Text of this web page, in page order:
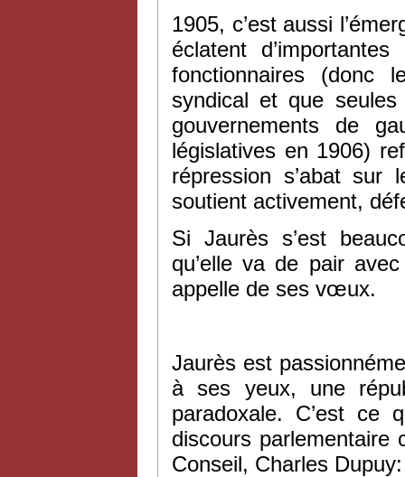
1905, c’est aussi
éclatent
fonctionnaires (donc
syndical et que
gouvernements de
législatives en 1906)
répression s’abat sur
soutient activement,
Si Jaurès s’est
qu’elle va de pair
appelle de ses vœux.
Jaurès est
à ses yeux, une
paradoxale. C’est ce
discours parlementaire
Conseil, Charles Dupuy: